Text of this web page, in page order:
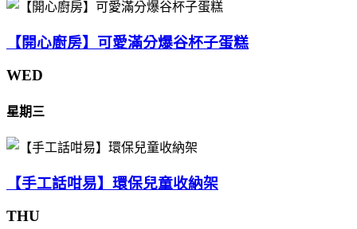
【開心廚房】可愛滿分爆谷杯子蛋糕
WED
星期三
【手工話咁易】環保兒童收納架
THU